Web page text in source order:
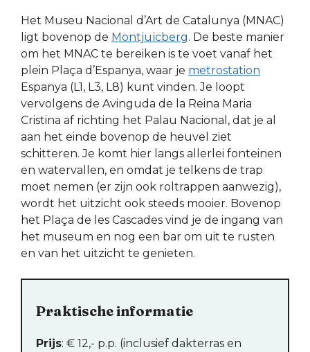
Het Museu Nacional d’Art de Catalunya (MNAC)
ligt bovenop de Montjuïcberg. De beste manier
om het MNAC te bereiken is te voet vanaf het
plein Plaça d’Espanya, waar je metrostation
Espanya (L1, L3, L8) kunt vinden. Je loopt
vervolgens de Avinguda de la Reina Maria
Cristina af richting het Palau Nacional, dat je al
aan het einde bovenop de heuvel ziet
schitteren. Je komt hier langs allerlei fonteinen
en watervallen, en omdat je telkens de trap
moet nemen (er zijn ook roltrappen aanwezig),
wordt het uitzicht ook steeds mooier. Bovenop
het Plaça de les Cascades vind je de ingang van
het museum en nog een bar om uit te rusten
en van het uitzicht te genieten.
Praktische informatie
Prijs: € 12,- p.p. (inclusief dakterras en